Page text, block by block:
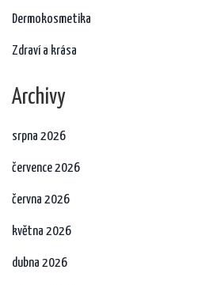
Dermokosmetika
Zdraví a krása
Archivy
srpna 2026
července 2026
června 2026
května 2026
dubna 2026